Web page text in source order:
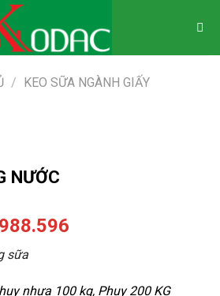
/ KEO SỮA NGÀNH GIẤY
NƯỚC
sữa
nhựa 100 kg, Phuy 200 KG